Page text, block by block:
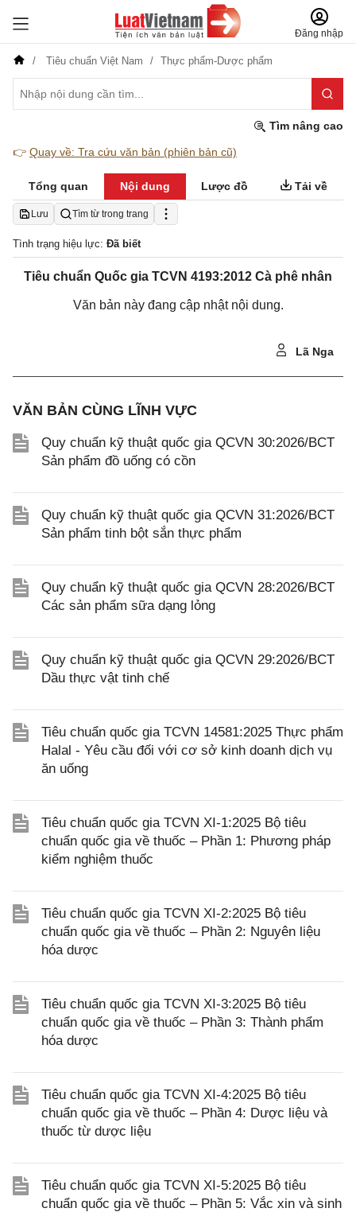
Đăng nhập
Tiêu chuẩn Việt Nam Thực phẩm-Dược phẩm
Tìm nâng cao
👉 Quay về: Tra cứu văn bản (phiên bản cũ)
Tổng quan Nội dung Lược đồ Tải về
Lưu Tìm từ trong trang
Tình trạng hiệu lực: Đã biết
Tiêu chuẩn Quốc gia TCVN 4193:2012 Cà phê nhân
Văn bản này đang cập nhật nội dung.
Lã Nga
VĂN BẢN CÙNG LĨNH VỰC
Quy chuẩn kỹ thuật quốc gia QCVN 30:2026/BCT
Sản phẩm đồ uống có cồn
Quy chuẩn kỹ thuật quốc gia QCVN 31:2026/BCT
Sản phẩm tinh bột sắn thực phẩm
Quy chuẩn kỹ thuật quốc gia QCVN 28:2026/BCT
Các sản phẩm sữa dạng lỏng
Quy chuẩn kỹ thuật quốc gia QCVN 29:2026/BCT
Dầu thực vật tinh chế
Tiêu chuẩn quốc gia TCVN 14581:2025 Thực phẩm
Halal - Yêu cầu đối với cơ sở kinh doanh dịch vụ
ăn uống
Tiêu chuẩn quốc gia TCVN XI-1:2025 Bộ tiêu
chuẩn quốc gia về thuốc – Phần 1: Phương pháp
kiểm nghiệm thuốc
Tiêu chuẩn quốc gia TCVN XI-2:2025 Bộ tiêu
chuẩn quốc gia về thuốc – Phần 2: Nguyên liệu
hóa dược
Tiêu chuẩn quốc gia TCVN XI-3:2025 Bộ tiêu
chuẩn quốc gia về thuốc – Phần 3: Thành phẩm
hóa dược
Tiêu chuẩn quốc gia TCVN XI-4:2025 Bộ tiêu
chuẩn quốc gia về thuốc – Phần 4: Dược liệu và
thuốc từ dược liệu
Tiêu chuẩn quốc gia TCVN XI-5:2025 Bộ tiêu
chuẩn quốc gia về thuốc – Phần 5: Vắc xin và sinh